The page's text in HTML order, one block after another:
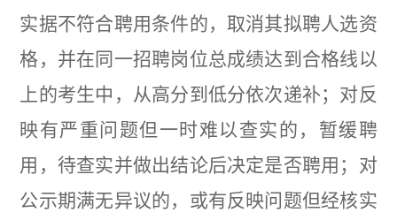
实据不符合聘用条件的，取消其拟聘人选资
格，并在同一招聘岗位总成绩达到合格线以
上的考生中，从高分到低分依次递补；对反
映有严重问题但一时难以查实的，暂缓聘
用，待查实并做出结论后决定是否聘用；对
公示期满无异议的，或有反映问题但经核实